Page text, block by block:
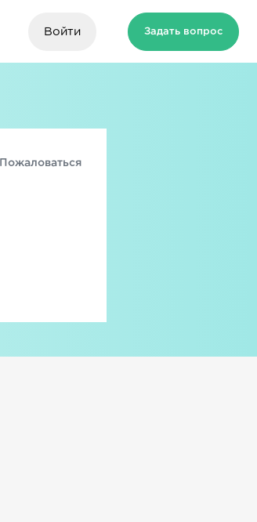
Войти Задать вопрос
Пожаловаться